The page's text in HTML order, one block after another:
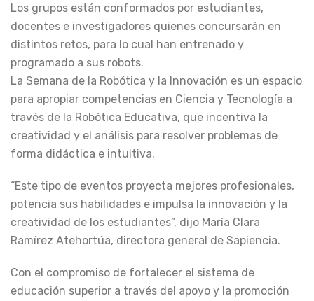
Los grupos están conformados por estudiantes,
docentes e investigadores quienes concursarán en
distintos retos, para lo cual han entrenado y
programado a sus robots.
La Semana de la Robótica y la Innovación es un espacio
para apropiar competencias en Ciencia y Tecnología a
través de la Robótica Educativa, que incentiva la
creatividad y el análisis para resolver problemas de
forma didáctica e intuitiva.
“Este tipo de eventos proyecta mejores profesionales,
potencia sus habilidades e impulsa la innovación y la
creatividad de los estudiantes”, dijo María Clara
Ramírez Atehortúa, directora general de Sapiencia.
Con el compromiso de fortalecer el sistema de
educación superior a través del apoyo y la promoción